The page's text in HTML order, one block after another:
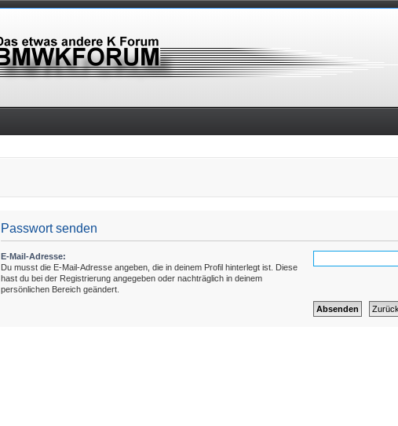
Passwort senden
E-Mail-Adresse:
Du musst die E-Mail-Adresse angeben, die in deinem Profil hinterlegt ist. Diese
hast du bei der Registrierung angegeben oder nachträglich in deinem
persönlichen Bereich geändert.